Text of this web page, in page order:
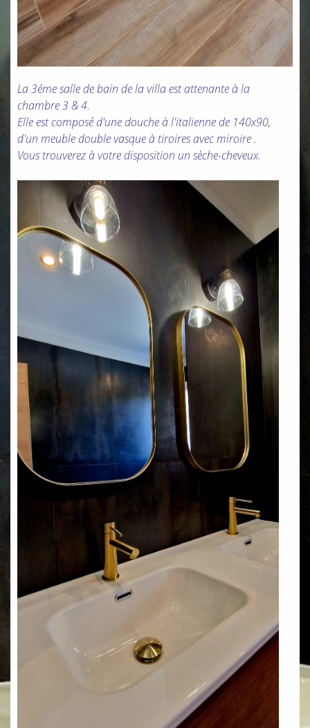
La3émesalle de bain de la villa est attenante à la
chambre 3 & 4.
Elle est composé d'une douche à l'italienne de 140x90,
d'un meuble double vasque à tiroires avec miroire .
Vous trouverez à votre disposition un sèche-cheveux.